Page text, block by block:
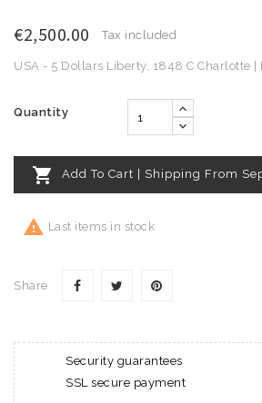
€2,500.00 Tax included
USA - 5 Dollars Liberty, 1848 C Charlotte |
Quantity
 Add To Cart | Shipping From
 Last items in stock
Share
Security guarantees
SSL secure payment